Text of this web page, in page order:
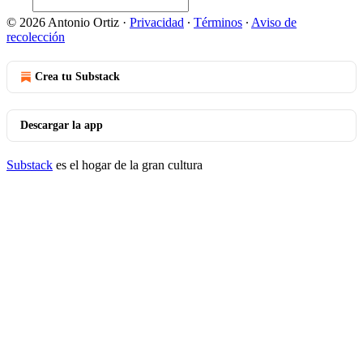
© 2026 Antonio Ortiz · Privacidad ∙ Términos ∙ Aviso de
recolección
Crea tu Substack
Descargar la app
Substack es el hogar de la gran cultura